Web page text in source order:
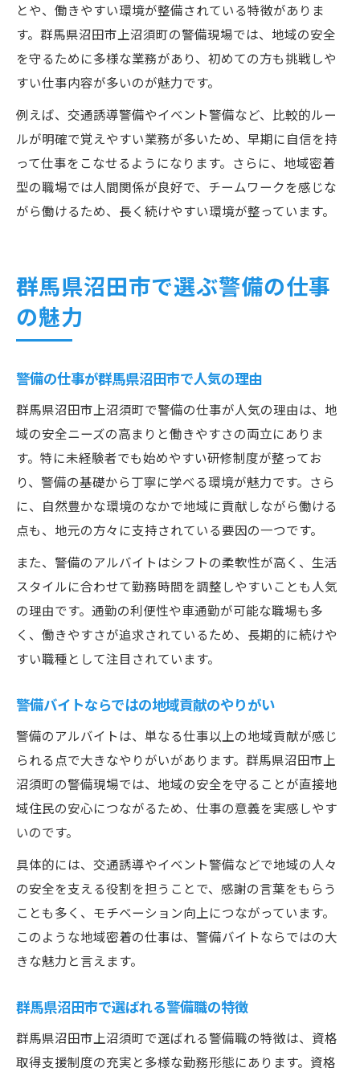
とや、働きやすい環境が整備されている特徴がありま
す。群馬県沼田市上沼須町の警備現場では、地域の安全
を守るために多様な業務があり、初めての方も挑戦しや
すい仕事内容が多いのが魅力です。
例えば、交通誘導警備やイベント警備など、比較的ルー
ルが明確で覚えやすい業務が多いため、早期に自信を持
って仕事をこなせるようになります。さらに、地域密着
型の職場では人間関係が良好で、チームワークを感じな
がら働けるため、長く続けやすい環境が整っています。
群馬県沼田市で選ぶ警備の仕事
の魅力
警備の仕事が群馬県沼田市で人気の理由
群馬県沼田市上沼須町で警備の仕事が人気の理由は、地
域の安全ニーズの高まりと働きやすさの両立にありま
す。特に未経験者でも始めやすい研修制度が整ってお
り、警備の基礎から丁寧に学べる環境が魅力です。さら
に、自然豊かな環境のなかで地域に貢献しながら働ける
点も、地元の方々に支持されている要因の一つです。
また、警備のアルバイトはシフトの柔軟性が高く、生活
スタイルに合わせて勤務時間を調整しやすいことも人気
の理由です。通勤の利便性や車通勤が可能な職場も多
く、働きやすさが追求されているため、長期的に続けや
すい職種として注目されています。
警備バイトならではの地域貢献のやりがい
警備のアルバイトは、単なる仕事以上の地域貢献が感じ
られる点で大きなやりがいがあります。群馬県沼田市上
沼須町の警備現場では、地域の安全を守ることが直接地
域住民の安心につながるため、仕事の意義を実感しやす
いのです。
具体的には、交通誘導やイベント警備などで地域の人々
の安全を支える役割を担うことで、感謝の言葉をもらう
ことも多く、モチベーション向上につながっています。
このような地域密着の仕事は、警備バイトならではの大
きな魅力と言えます。
群馬県沼田市で選ばれる警備職の特徴
群馬県沼田市上沼須町で選ばれる警備職の特徴は、資格
取得支援制度の充実と多様な勤務形態にあります。資格